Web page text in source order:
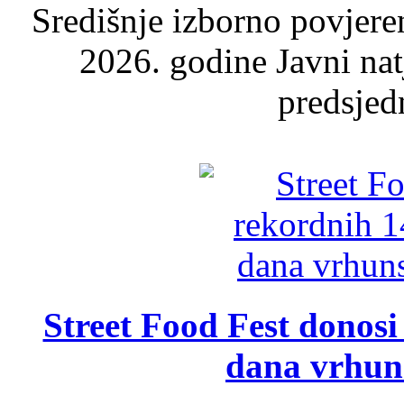
Središnje izborno
2026. godine Javni
Street Food Fest
dana